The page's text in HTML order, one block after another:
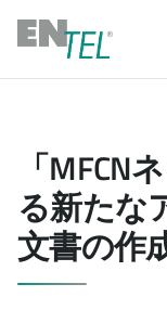
「MFCN
る新たな
文書の作